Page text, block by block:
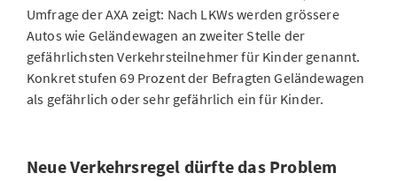
Umfrage der AXA zeigt: Nach LKWs werden grössere
Autos wie Geländewagen an zweiter Stelle der
gefährlichsten Verkehrsteilnehmer für Kinder genannt.
Konkret stufen 69 Prozent der Befragten Geländewagen
als gefährlich oder sehr gefährlich ein für Kinder.
Neue Verkehrsregel dürfte das Problem